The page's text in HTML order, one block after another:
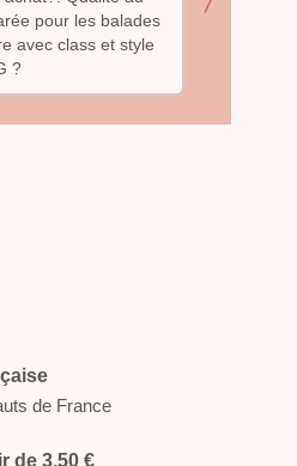
pour les balades
avec class et style
?
de France
de 3,50 €